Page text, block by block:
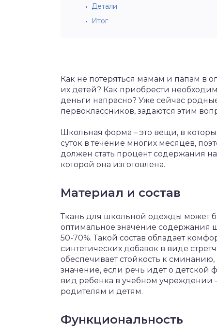
Детали
Итог
Как не потеряться мамам и папам в
их детей? Как приобрести
деньги напрасно? Уже сейчас
первоклассников, задаются этим
Школьная форма – это вещи, в
суток в течение многих месяцев,
должен стать процент содержания
которой она изготовлена.
Материал и состав
Ткань для школьной одежды может
оптимальное значение содержания
50-70%. Такой состав обладает
синтетических добавок в виде
обеспечивает стойкость к
значение, если речь идет о детской
вид ребенка в учебном учреждении
родителям и детям.
Функциональность